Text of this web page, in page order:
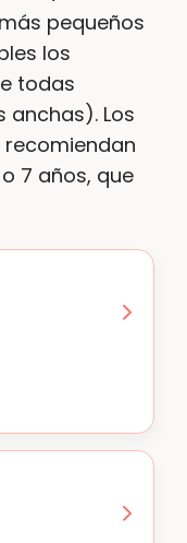
pequeños
los
todas
anchas). Los
7 años, que